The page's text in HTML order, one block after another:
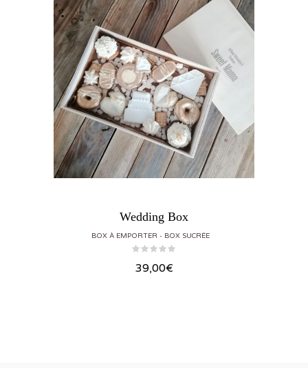
Wedding Box
BOX À EMPORTER BOX SUCRÉE
39,00€